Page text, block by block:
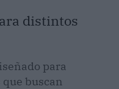
distintos
para
buscan